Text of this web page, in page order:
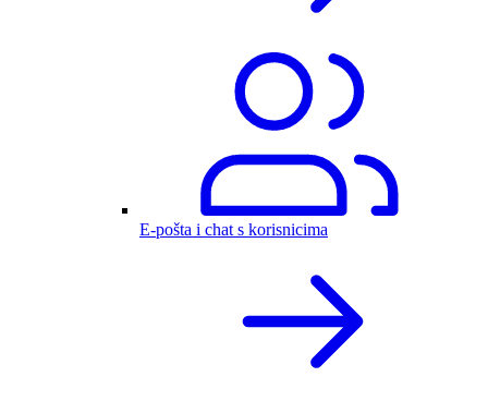
E-pošta i chat s korisnicima